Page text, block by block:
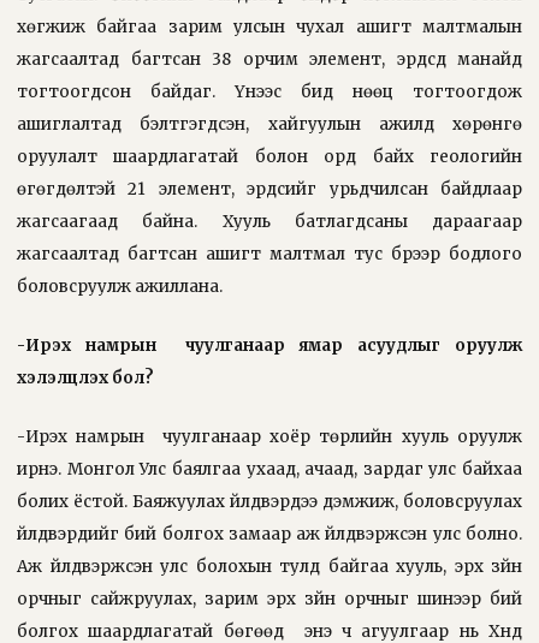
хөгжиж байгаа зарим улсын чухал ашигт малтмалын
жагсаалтад багтсан 38 орчим элемент, эрдсүүд манайд
тогтоогдсон байдаг. Үүнээс бид нөөц тогтоогдож
ашиглалтад бэлтгэгдсэн, хайгуулын ажилд хөрөнгө
оруулалт шаардлагатай болон орд байх геологийн
өгөгдөлтэй 21 элемент, эрдсийг урьдчилсан байдлаар
жагсаагаад байна. Хууль батлагдсаны дараагаар
жагсаалтад багтсан ашигт малтмал тус бүрээр бодлого
боловсруулж ажиллана.
-Ирэх намрын
чуулганаар ямар асуудлыг оруулж
хэлэлцүүлэх бол?
-Ирэх намрын
чуулганаар хоёр төрлийн хууль оруулж
ирнэ. Монгол Улс баялгаа ухаад, ачаад, зардаг улс байхаа
болих ёстой. Баяжуулах үйлдвэрүүдээ дэмжиж, боловсруулах
үйлдвэрүүдийг бий болгох замаар аж үйлдвэржсэн улс болно.
Аж үйлдвэржсэн улс болохын тулд байгаа хууль, эрх зүйн
орчныг сайжруулах, зарим эрх зүйн орчныг шинээр бий
болгох шаардлагатай бөгөөд
энэ ч агуулгаар нь Хүнд